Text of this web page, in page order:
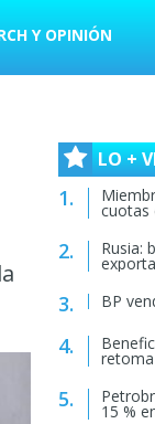
Y OPINIÓN
LO +
cuotas
Rusia:
BP
15 %